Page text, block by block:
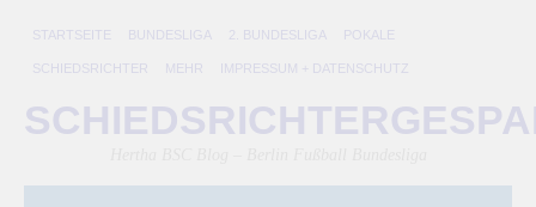
STARTSEITE BUNDESLIGA 2. BUNDESLIGA POKALE
SCHIEDSRICHTER MEHR IMPRESSUM + DATENSCHUTZ